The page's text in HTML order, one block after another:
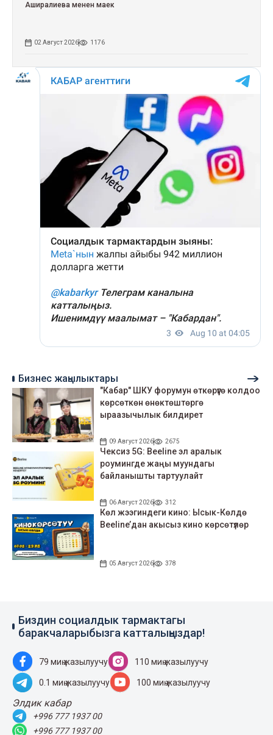
Аширалиева менен маек
02 Август 2026 1176
Бизнес жаңылыктары
"Кабар" ШКУ форумун өткөрүүгө колдоо
көрсөткөн өнөктөштөргө
ыраазычылык билдирет
09 Август 2026 2675
Чексиз 5G: Beeline эл аралык
роумингде жаңы муундагы
байланышты тартуулайт
06 Август 2026 312
Көл жээгиндеги кино: Ысык-Көлдө
Beeline’дан акысыз кино көрсөтүлөр
05 Август 2026 378
Биздин социалдык тармактагы
баракчаларыбызга катталыңыздар!
79 миң жазылуучу 110 миң жазылуучу
0.1 миң жазылуучу 100 миң жазылуучу
Элдик кабар
+996 777 1937 00
+996 777 1937 00